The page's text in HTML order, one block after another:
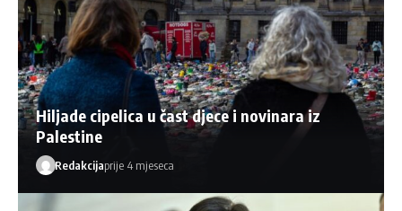
Hiljade cipelica u čast djece i novinara iz
Palestine
Redakcijaprije 4 mjeseca